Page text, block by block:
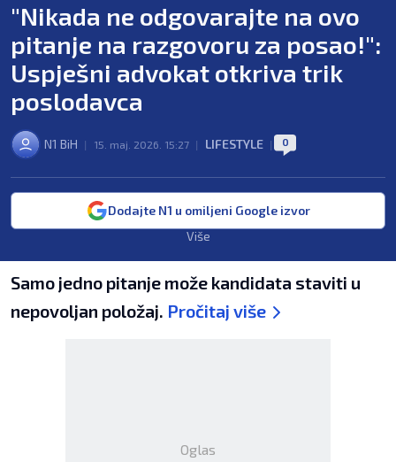
"Nikada ne odgovarajte na ovo
pitanje na razgovoru za posao!":
Uspješni advokat otkriva trik
poslodavca
N1 BiH | 15. maj. 2026. 15:27 | LIFESTYLE | 0
Dodajte N1 u omiljeni Google izvor
Više
Samo jedno pitanje može kandidata staviti u
nepovoljan položaj. Pročitaj više
Oglas